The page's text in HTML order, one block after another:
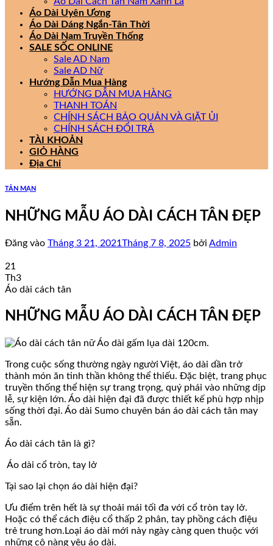
Áo Dài Uyên Ương
Áo Dài Dáng Ngắn-Tân Thời
Áo Dài Nam Truyền Thống
SALE SỐC ONLINE
Sale AD Nam
Sale AD Nữ
Hướng Dẫn Mua Hàng
HƯỚNG DẪN MUA HÀNG
THANH TOÁN
CHÍNH SÁCH BẢO QUẢN VÀ GIẶT ỦI
CHÍNH SÁCH ĐỔI TRẢ
TÀI KHOẢN
GIỎ HÀNG
Địa Chỉ
TẢN MẠN
NHỮNG MẪU ÁO DÀI CÁCH TÂN ĐẸP
Đăng vào Tháng 3 21, 2021 Tháng 7 8, 2025 bởi Admin
21
Th3
Áo dài cách tân
NHỮNG MẪU ÁO DÀI CÁCH TÂN ĐẸP
Áo dài gấm lụa dài 120cm.
Trong cuộc sống thường ngày người Việt, áo dài dần trở
thành món ăn tinh thần không thể thiếu. Đặc biệt, trang phục
truyền thống thể hiện sự trang trọng, quý phái vào những dịp
lễ, sự kiện lớn. Áo dài hiện đại đã được thiết kế phù hợp nhịp
sống thời đại. Áo dài Sumo chuyên bán áo dài cách tân may
sẵn.
Áo dài cách tân là gì?
Áo dài cổ tròn, tay lở
Tại sao lại chọn áo dài hiện đại?
Ưu điểm trên hết là sự thoải mái tối đa với cổ tròn tay lở.
Hoặc có thể cách điệu cổ thấp 2 phân, tay phồng cách điệu
trẻ trung hơn.Loại áo dài mới này ngày càng quen thuộc với
những cô nàng yêu áo dài.